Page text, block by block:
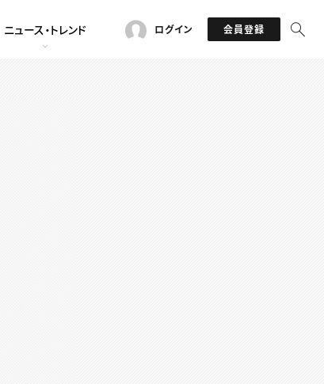
ニュース・トレンド ログイン 会員登録